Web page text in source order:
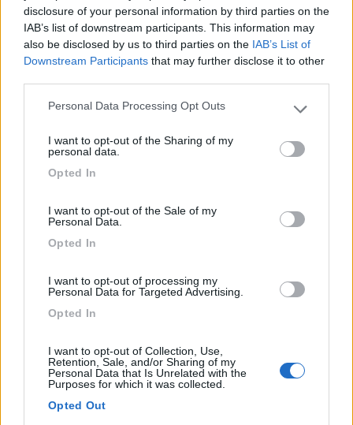
disclosure of your personal information by third parties on the
IAB’s list of downstream participants. This information may
also be disclosed by us to third parties on the IAB’s List of
Downstream Participants that may further disclose it to other
Please note that this website/app uses one or more Google
not limited to your visit or usage behaviour. You may click to
grant or deny consent to Google and its third-party tags to
use your data for below specified purposes in below Google
Personal Data Processing Opt Outs
I want to opt-out of the Sharing of my
personal data.
Opted In
I want to opt-out of the Sale of my
Personal Data.
Opted In
I want to opt-out of processing my
Personal Data for Targeted Advertising.
Opted In
I want to opt-out of Collection, Use,
Retention, Sale, and/or Sharing of my
Personal Data that Is Unrelated with the
Purposes for which it was collected.
Opted Out
Servizi / Posizione
Area di sosta (AA)
Agricampeggio Gli Olmi